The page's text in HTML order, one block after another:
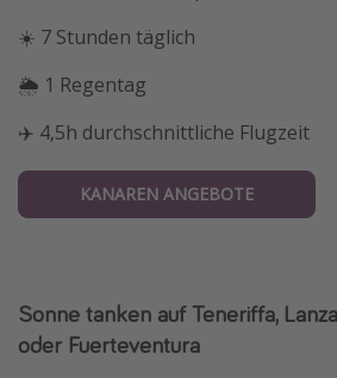
☀️ 7 Stunden täglich
🌦 1 Regentag
✈️ 4,5h durchschnittliche Flugzeit
KANAREN ANGEBOTE
Sonne tanken auf Teneriffa,
oder Fuerteventura